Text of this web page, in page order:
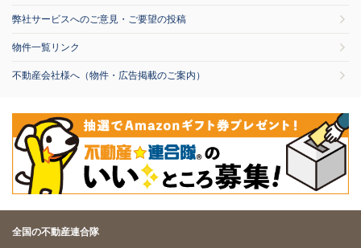
弊社サービスへのご意見・ご要望の投稿
物件一覧リンク
不動産会社様へ（物件・広告掲載のご案内）
全国の不動産連合隊